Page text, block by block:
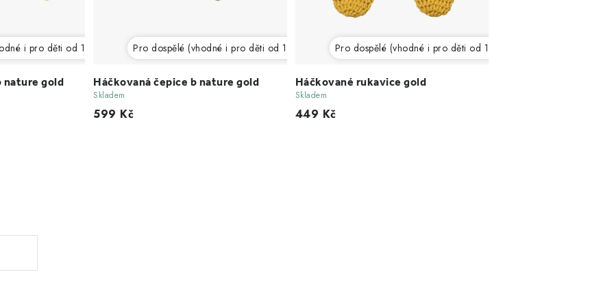
nature gold
i pro děti od 12 let)
Háčkovaná čepice b nature gold
Pro dospělé (vhodné i pro děti od 12 let)
Skladem
599 Kč
Háčkované rukavice gold
Pro dospělé (vhodné i pro děti od 12 let)
Skladem
449 Kč